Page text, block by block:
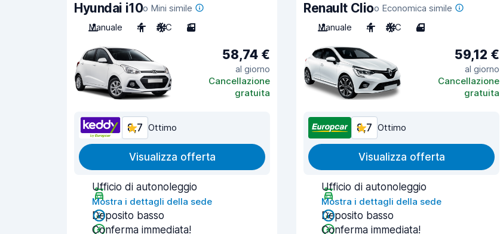
Hyundai i10o Mini simile
Manuale
4 A/C 3
58,74 €
al giorno
Cancellazione
gratuita
8,7 Ottimo
Visualizza offerta
Ufficio di autonoleggio
Mostra i dettagli della sede
Deposito basso
Conferma immediata!
Renault Clioo Economica simile
Manuale
4 A/C 4
59,12 €
al giorno
Cancellazione
gratuita
8,7 Ottimo
Visualizza offerta
Ufficio di autonoleggio
Mostra i dettagli della sede
Deposito basso
Conferma immediata!